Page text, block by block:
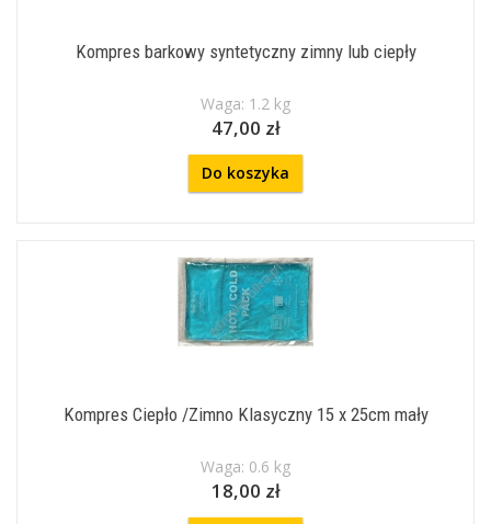
Kompres barkowy syntetyczny zimny lub ciepły
Waga: 1.2 kg
47,00 zł
Do koszyka
Kompres Ciepło /Zimno Klasyczny 15 x 25cm mały
Waga: 0.6 kg
18,00 zł